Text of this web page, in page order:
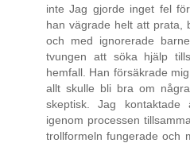
inte Jag gjorde inget fel
han vägrade helt att prata,
och med ignorerade
tvungen att söka hjälp
hemfall. Han försäkrade
allt skulle bli bra om
skeptisk. Jag
igenom processen
trollformeln fungerade och